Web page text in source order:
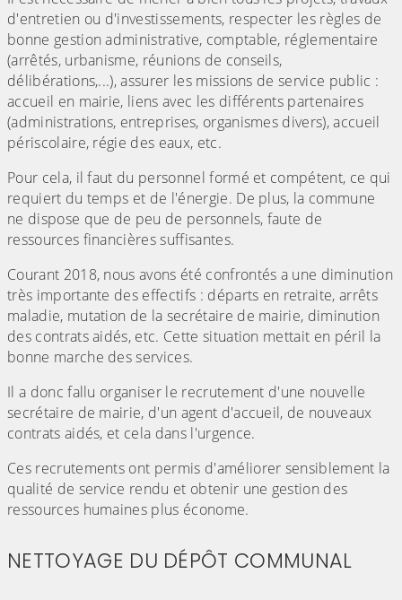
d'entretien ou d'investissements, respecter les règles de
bonne gestion administrative, comptable, réglementaire
(arrêtés, urbanisme, réunions de conseils,
délibérations,...), assurer les missions de service public :
accueil en mairie, liens avec les différents partenaires
(administrations, entreprises, organismes divers), accueil
périscolaire, régie des eaux, etc.
Pour cela, il faut du personnel formé et compétent, ce qui
requiert du temps et de l'énergie. De plus, la commune
ne dispose que de peu de personnels, faute de
ressources financières suffisantes.
Courant 2018, nous avons été confrontés a une diminution
très importante des effectifs : départs en retraite, arrêts
maladie, mutation de la secrétaire de mairie, diminution
des contrats aidés, etc. Cette situation mettait en péril la
bonne marche des services.
Il a donc fallu organiser le recrutement d'une nouvelle
secrétaire de mairie, d'un agent d'accueil, de nouveaux
contrats aidés, et cela dans l'urgence.
Ces recrutements ont permis d'améliorer sensiblement la
qualité de service rendu et obtenir une gestion des
ressources humaines plus économe.
NETTOYAGE DU DÉPÔT COMMUNAL